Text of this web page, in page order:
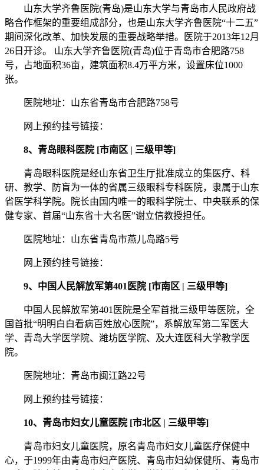
山东大学齐鲁医院(青岛)是山东大学与青岛市人民政府战
略合作框架的重要组成部分，也是山东大学齐鲁医院“十二五”
期间深化改革、加快发展的重要战略举措。医院于2013年12月
26日开诊。 山东大学齐鲁医院(青岛)位于青岛市合肥路758
号，占地面积36亩，建筑面积8.4万平方米，设置床位1000
张。
医院地址：山东省青岛市合肥路758号
网上预约挂号链接：
8、青岛眼科医院 [市南区 | 三级甲等]
青岛眼科医院是经山东省卫生厅批准成立的集医疗、科
研、教学、防盲为一体的省属三级眼科专科医院，隶属于山东
省医学科学院。院长由国内唯一的眼科学院士、中央联系的保
健专家、首届“山东省十大名医”谢立信教授担任。
医院地址：山东省青岛市燕儿岛路5号
网上预约挂号链接：
9、中国人民解放军第401医院 [市南区 | 三级甲等]
中国人民解放军第401医院是全军首批三级甲等医院，全
国首批“明明白白看病百姓放心医院”，系解放军第二军医大
学、青岛大学医学院、潍坊医学院、及大连医科大学教学医
院。
医院地址：青岛市闽江路22号
网上预约挂号链接：
10、青岛市妇女儿童医院 [市北区 | 三级甲等]
青岛市妇女儿童医院，原名青岛市妇女儿童医疗保健中
心，于1999年由青岛市妇产医院、青岛市妇幼保健所、青岛市